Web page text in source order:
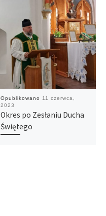
Opublikowano 11 czerwca,
2023
Okres po Zesłaniu Ducha
Świętego